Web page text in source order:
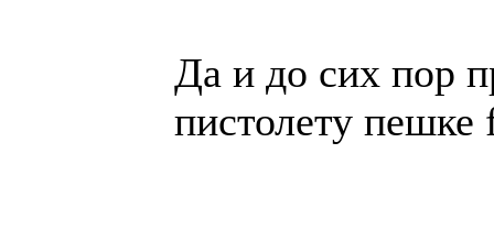
Да и до сих пор
пистолету пешке